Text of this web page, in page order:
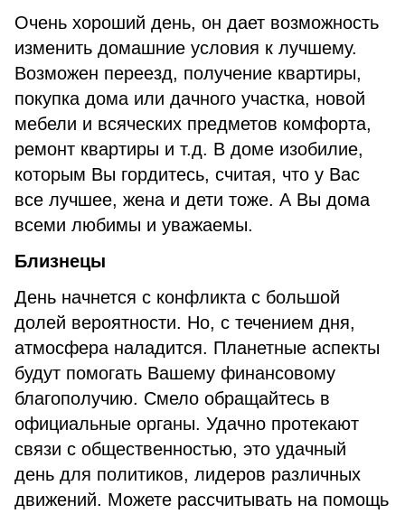
Очень хороший день, он дает возможность
изменить домашние условия к лучшему.
Возможен переезд, получение квартиры,
покупка дома или дачного участка, новой
мебели и всяческих предметов комфорта,
ремонт квартиры и т.д. В доме изобилие,
которым Вы гордитесь, считая, что у Вас
все лучшее, жена и дети тоже. А Вы дома
всеми любимы и уважаемы.
Близнецы
День начнется с конфликта с большой
долей вероятности. Но, с течением дня,
атмосфера наладится. Планетные аспекты
будут помогать Вашему финансовому
благополучию. Смело обращайтесь в
официальные органы. Удачно протекают
связи с общественностью, это удачный
день для политиков, лидеров различных
движений. Можете рассчитывать на помощь